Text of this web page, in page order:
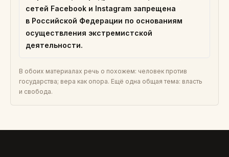
сетей Facebook и Instagram запрещена
в Российской Федерации по основаниям
осуществления экстремистской
деятельности.
В обоих материалах речь о похожем: человек против
государства; вера как опора. Ещё одна общая тема: власть
и свобода.